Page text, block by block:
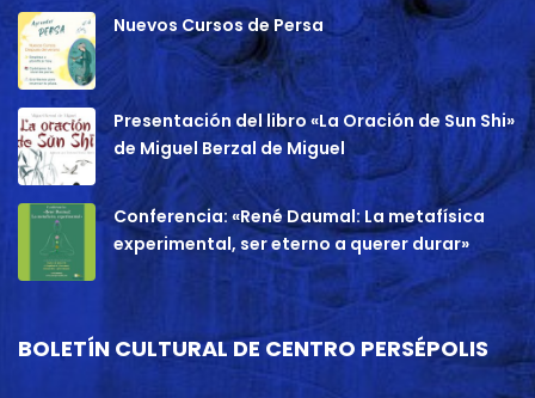
Nuevos Cursos de Persa
Presentación del libro «La Oración de Sun Shi»
de Miguel Berzal de Miguel
Conferencia: «René Daumal: La metafísica
experimental, ser eterno a querer durar»
BOLETÍN CULTURAL DE CENTRO PERSÉPOLIS